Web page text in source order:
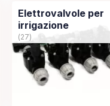
Elettrovalvole per
irrigazione
27